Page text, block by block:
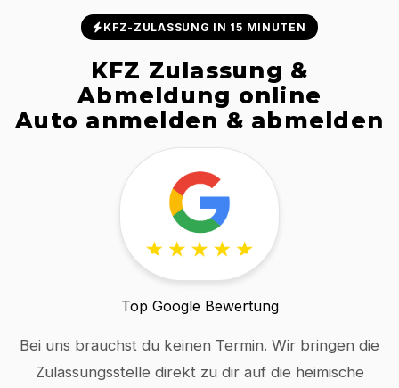
KFZ-ZULASSUNG IN 15 MINUTEN
KFZ Zulassung &
Abmeldung online
Auto anmelden & abmelden
Top Google Bewertung
Bei uns brauchst du keinen Termin. Wir bringen die
Zulassungsstelle direkt zu dir auf die heimische